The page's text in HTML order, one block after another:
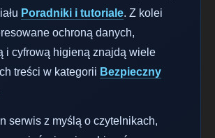
Poradniki i tutoriale. Z kolei
ochroną danych,
i cyfrową higieną znajdą wiele
treści w kategorii Bezpieczny
serwis z myślą o czytelnikach,